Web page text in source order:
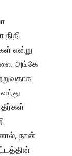
என்று
அங்கே
நான்